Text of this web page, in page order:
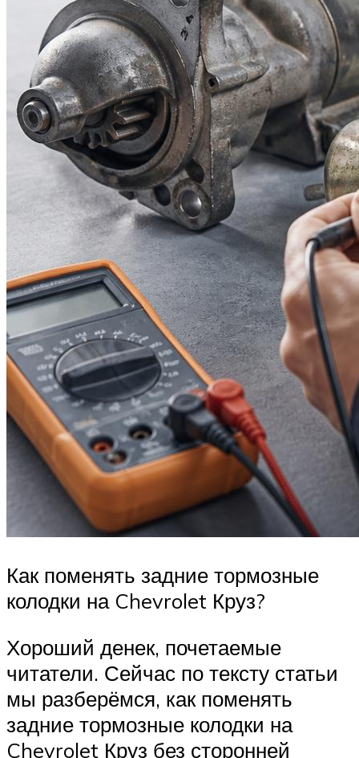
Как поменять задние тормозные
колодки на Chevrolet Круз?
Хороший денек, почетаемые
читатели. Сейчас по тексту статьи
мы разберёмся, как поменять
задние тормозные колодки на
Chevrolet Круз без сторонней